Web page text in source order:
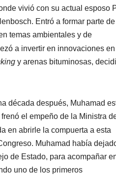
vivió con su actual esposo
Entró a formar parte
temas ambientales y de
a invertir en innovaciones
y arenas bituminosas,
década después, Muhamad
el empeño de la Ministra
en abrirle la compuerta a esta
Muhamad había
de Estado, para acompañar
uno de los primeros